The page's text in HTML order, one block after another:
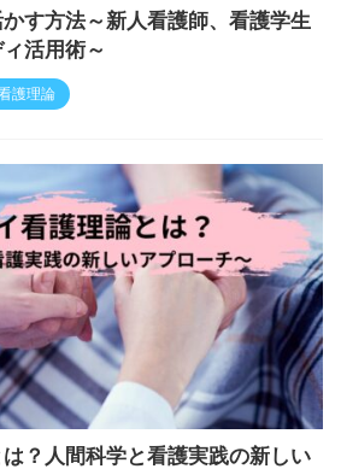
す方法～新人看護師、看護学生
活用術～
護理論
？人間科学と看護実践の新しい